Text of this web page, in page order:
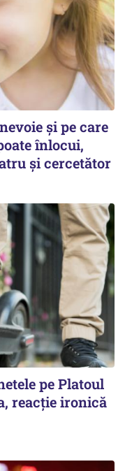
și pe care
înlocui,
și cercetător
pe Platoul
reacție ironică